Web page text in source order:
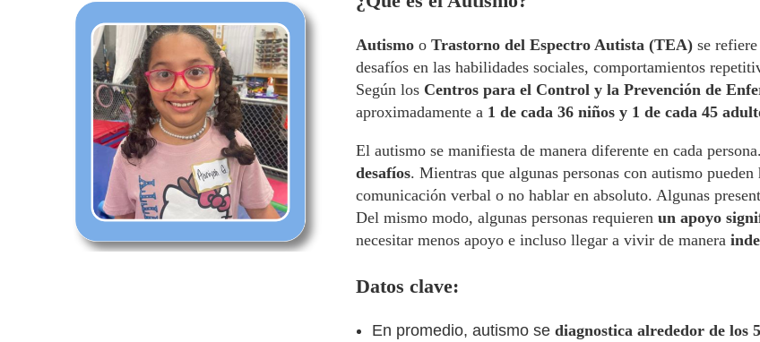
Autismo o Trastorno del Espectro Autista (TEA) se
desafíos en las habilidades sociales, comportamientos
Según los Centros para el Control y la Prevención de
aproximadamente a 1 de cada 36 niños y 1 de cada 45
El autismo se manifiesta de manera diferente en cada
desafíos. Mientras que algunas personas con autismo
comunicación verbal o no hablar en absoluto. Algunas
Del mismo modo, algunas personas requieren un apoyo
necesitar menos apoyo e incluso llegar a vivir de manera
Datos clave:
En promedio, autismo se diagnostica alrededor de los